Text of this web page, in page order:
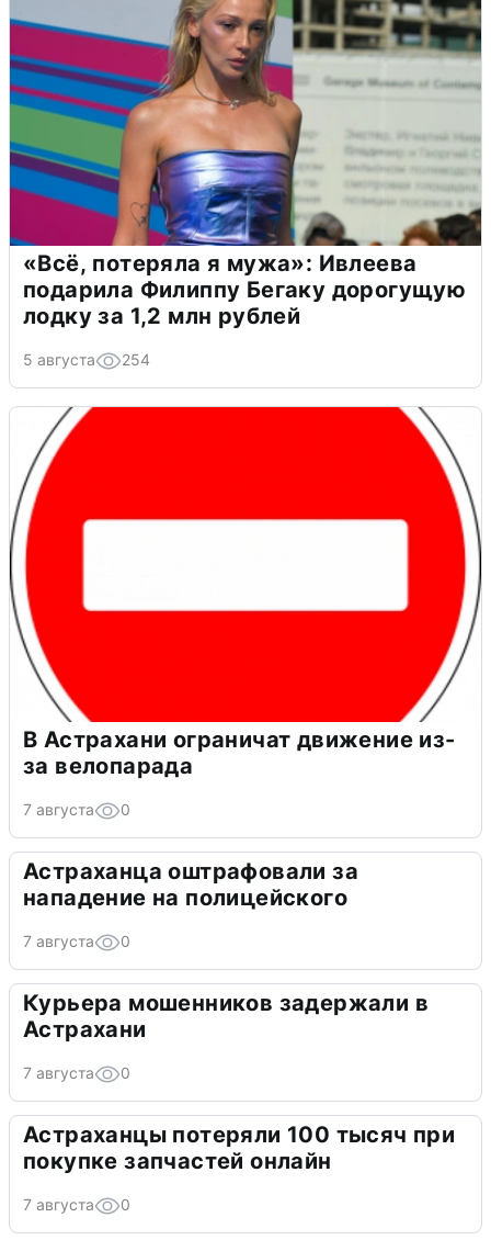
«Всё, потеряла я мужа»: Ивлеева
подарила Филиппу Бегаку дорогущую
лодку за 1,2 млн рублей
5 августа 254
В Астрахани ограничат движение из-
за велопарада
7 августа 0
Астраханца оштрафовали за
нападение на полицейского
7 августа 0
Курьера мошенников задержали в
Астрахани
7 августа 0
Астраханцы потеряли 100 тысяч при
покупке запчастей онлайн
7 августа 0